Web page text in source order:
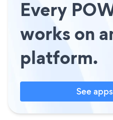
Every
works on
platform.
See